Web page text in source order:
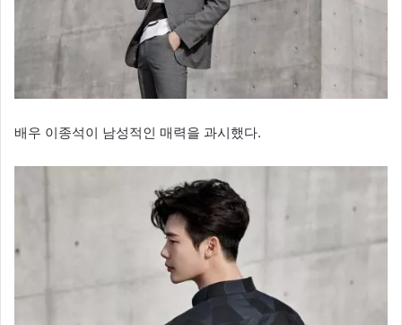
배우 이종석이 남성적인 매력을 과시했다.